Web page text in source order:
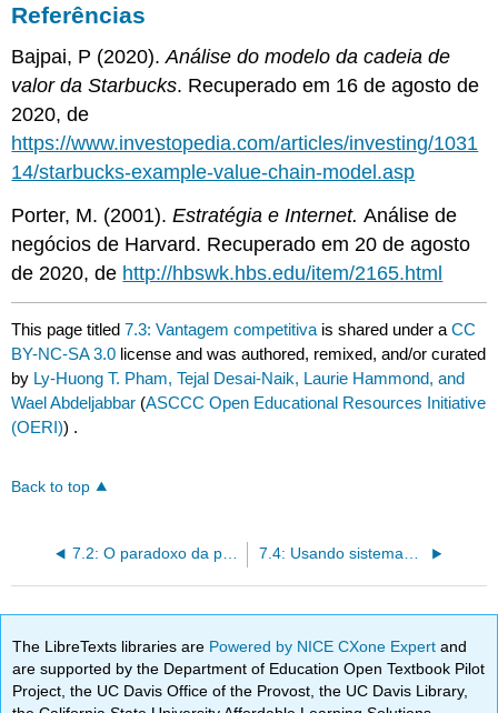
Referências
Bajpai, P (2020).Análise do modelo da cadeia de
valor da Starbucks. Recuperado em 16 de agosto de
2020, de
https://www.investopedia.com/articles/investing/1031
14/starbucks-example-value-chain-model.asp
Porter, M. (2001).Estratégia e Internet.Análise de
negócios de Harvard. Recuperado em 20 de agosto
de 2020, de http://hbswk.hbs.edu/item/2165.html
This page titled7.3: Vantagem competitiva is shared under aCC
BY-NC-SA 3.0 license and was authored, remixed, and/or curated
by Ly-Huong T. Pham, Tejal Desai-Naik, Laurie Hammond, and
Wael Abdeljabbar (ASCCC Open Educational Resources Initiative
(OERI)) .
Back to top
7.2: O paradoxo da produtividade 7.4: Usando sistemas de informação para obter vantagem competitiva
The LibreTexts libraries are Powered by NICE CXone Expertand
are supported by the Department of Education Open Textbook Pilot
Project, the UC Davis Office of the Provost, the UC Davis Library,